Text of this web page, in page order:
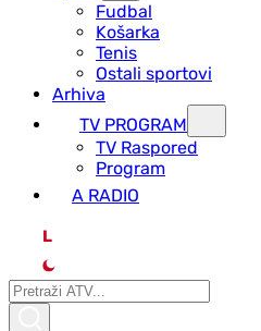
Fudbal
Košarka
Tenis
Ostali sportovi
Arhiva
TV PROGRAM
ТV Raspored
Program
A RADIO
L